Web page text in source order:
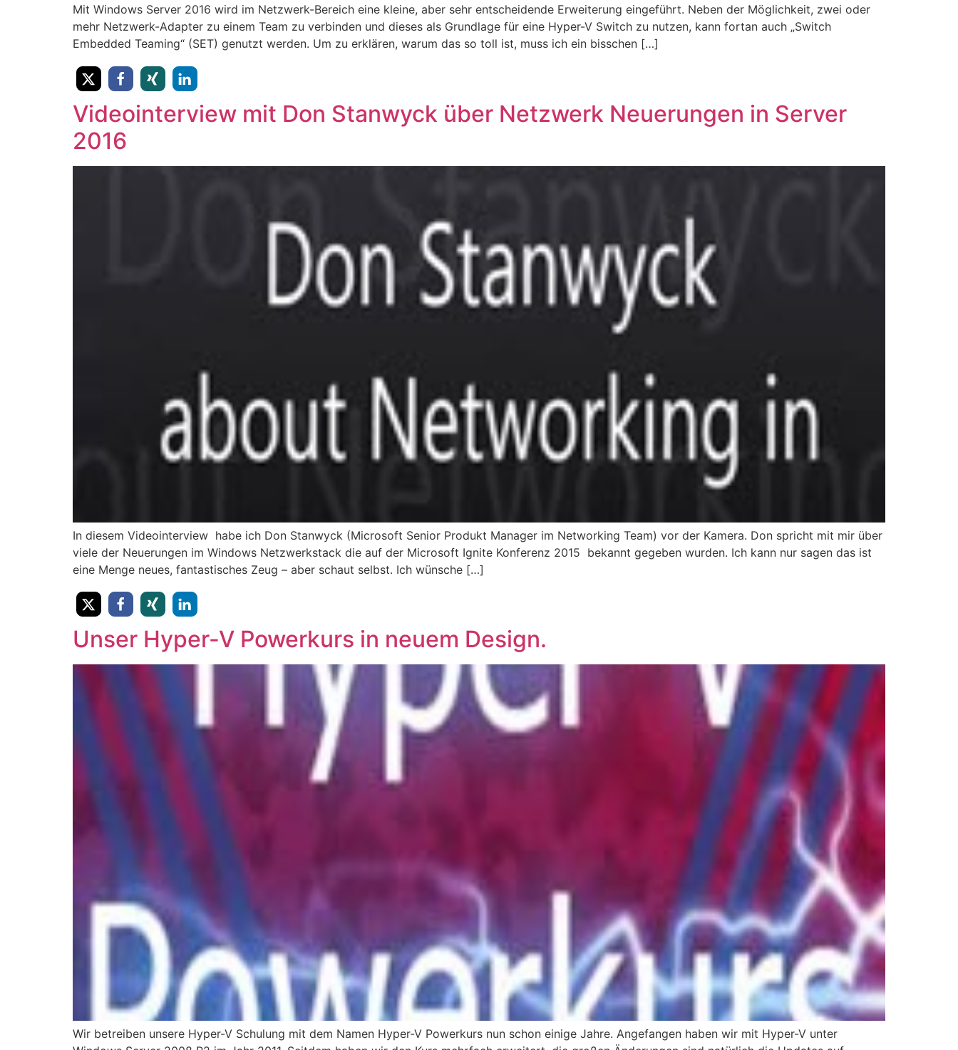
Mit Windows Server 2016 wird im Netzwerk-Bereich eine kleine, aber sehr entscheidende Erweiterung eingeführt. Neben der Möglichkeit, zwei oder
mehr Netzwerk-Adapter zu einem Team zu verbinden und dieses als Grundlage für eine Hyper-V Switch zu nutzen, kann fortan auch „Switch
Embedded Teaming“ (SET) genutzt werden. Um zu erklären, warum das so toll ist, muss ich ein bisschen […]
Videointerview mit Don Stanwyck über Netzwerk Neuerungen in Server
2016
In diesem Videointerview habe ich Don Stanwyck (Microsoft Senior Produkt Manager im Networking Team) vor der Kamera. Don spricht mit mir über
viele der Neuerungen im Windows Netzwerkstack die auf der Microsoft Ignite Konferenz 2015 bekannt gegeben wurden. Ich kann nur sagen das ist
eine Menge neues, fantastisches Zeug – aber schaut selbst. Ich wünsche […]
Unser Hyper-V Powerkurs in neuem Design.
Wir betreiben unsere Hyper-V Schulung mit dem Namen Hyper-V Powerkurs nun schon einige Jahre. Angefangen haben wir mit Hyper-V unter